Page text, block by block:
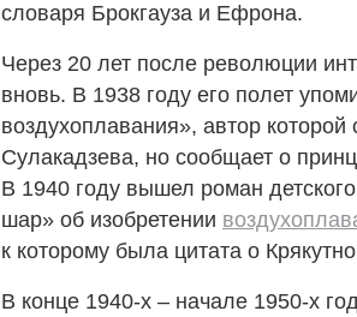
словаря Брокгауза и Ефрона.
Через 20 лет после революции
вновь. В 1938 году его полет
воздухоплавания», автор
Сулакадзева, но сообщает о
В 1940 году вышел роман
шар» об изобретении
к которому была цитата о
В конце 1940‑х – начале 1950‑х